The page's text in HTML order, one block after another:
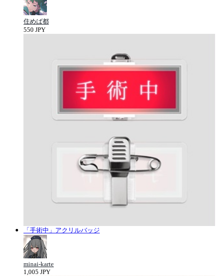
住めば都
550 JPY
「手術中」アクリルバッジ
minai-karte
1,005 JPY